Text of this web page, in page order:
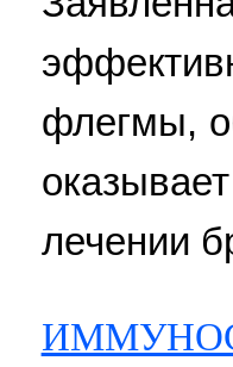
флегмы,
лечении